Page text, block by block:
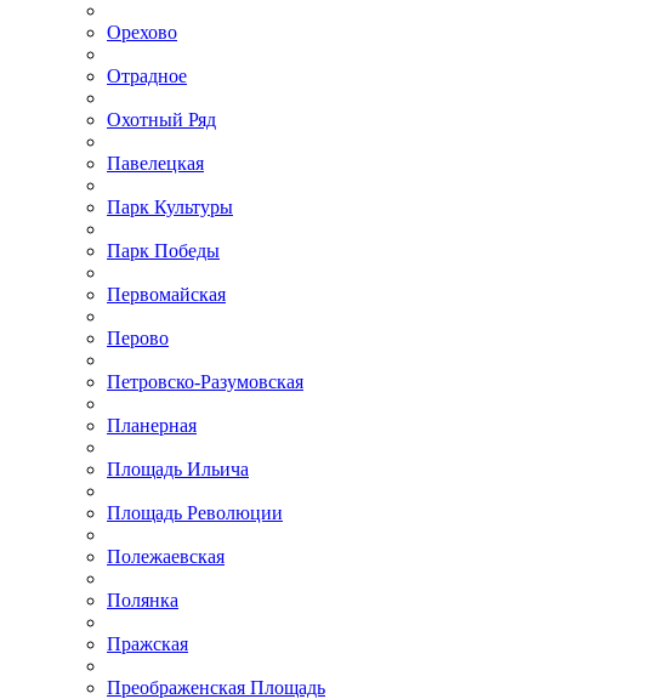
Орехово
Отрадное
Охотный Ряд
Павелецкая
Парк Культуры
Парк Победы
Первомайская
Перово
Петровско-Разумовская
Планерная
Площадь Ильича
Площадь Революции
Полежаевская
Полянка
Пражская
Преображенская Площадь